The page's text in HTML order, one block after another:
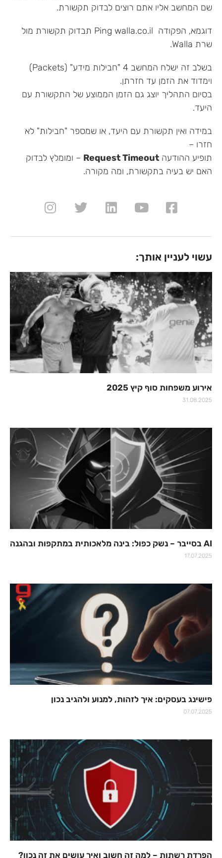
שם המחשב אליו אתם רוצים לבדוק תקשורת.
דוגמא, הפקודה Ping walla.co.il תבדוק תקשורת מול
שרת Walla.
בשלב זה ישלח המחשב 4 "חבילות מידע" (Packets)
וימדוד את הזמן עד חזרתן.
בסיום התהליך יוצג גם הזמן הממוצע של התקשורת עם
היעד.
במידה ואין תקשורת עם היעד, או שמספר "חבילות" לא
חזרו –
תופיע ההודעה Request Timeout – ומומלץ לבדוק
האם יש בעיה בתקשורת, ומה מקורה.
עשוי לעניין אותך:
אירוע משפחות סוף קיץ 2025
31.08.2025
AI בסייבר – נשק כפול: בינה מלאכותית במתקפות ובהגנה
17.07.2025
פישינג בעסקים: איך לזהות, למנוע ולהגיב נכון
07.07.2025
הפרדת רשתות – למה זה חשוב ואיך עושים את זה נכון?